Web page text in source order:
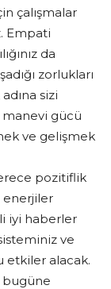
çalışmalar
Empati
da
zorlukları
sizi
gücü
ve gelişmek
pozitiflik
enerjiler
iyi haberler
ve
etkiler alacak.
bugüne